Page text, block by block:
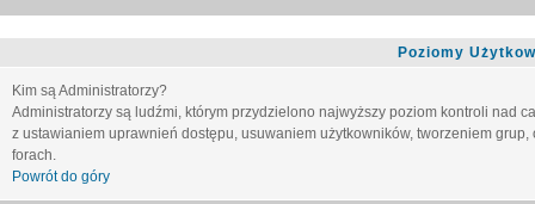
Poziomy
Kim są Administratorzy?
Administratorzy są ludźmi, którym przydzielono najwyższy poziom kontroli nad
z ustawianiem uprawnień dostępu, usuwaniem użytkowników, tworzeniem
forach.
Powrót do góry